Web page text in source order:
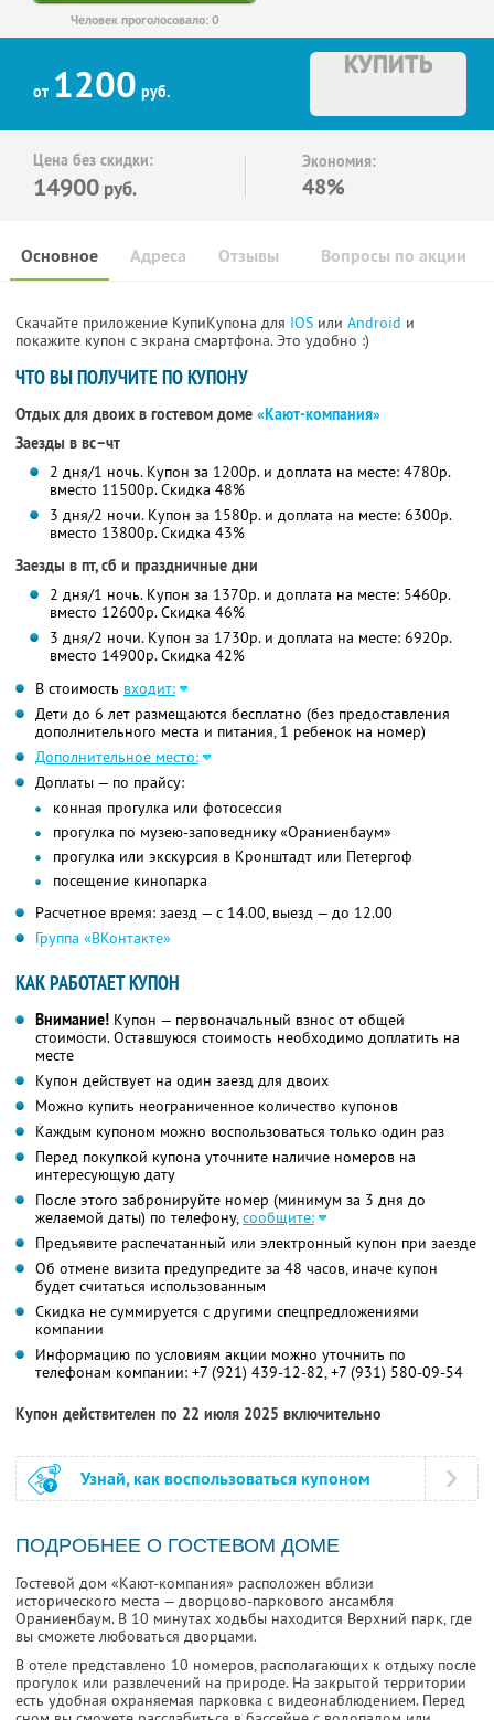
Человек проголосовало: 0
от 1200 руб.
КУПИТЬ
Цена без скидки:
14900 руб.
Экономия:
48%
Основное Отзывы Вопросы по акции
Адреса
Скачайте приложение КупиКупона для IOS или Android и
покажите купон с экрана смартфона. Это удобно :)
ЧТО ВЫ ПОЛУЧИТЕ ПО КУПОНУ
Отдых для двоих в гостевом доме «Кают-компания»
Заезды в вс–чт
2 дня/1 ночь. Купон за 1200р. и доплата на месте: 4780р.
вместо 11500р.Скидка 48%
3 дня/2 ночи. Купон за 1580р. и доплата на месте: 6300р.
вместо 13800р.Скидка 43%
Заезды в пт, сб и праздничные дни
2 дня/1 ночь. Купон за 1370р. и доплата на месте: 5460р.
вместо 12600р.Скидка 46%
3 дня/2 ночи. Купон за 1730р. и доплата на месте: 6920р.
вместо 14900р.Скидка 42%
В стоимость входит:
Дети до 6 лет размещаются бесплатно (без предоставления
дополнительного места и питания, 1 ребенок на номер)
Дополнительное место:
Доплаты — по прайсу:
конная прогулка или фотосессия
прогулка по музею-заповеднику «Ораниенбаум»
прогулка или экскурсия в Кронштадт или Петергоф
посещение кинопарка
Расчетное время: заезд — с 14.00, выезд — до 12.00
Группа «ВКонтакте»
КАК РАБОТАЕТ КУПОН
Внимание! Купон — первоначальный взнос от общей
стоимости. Оставшуюся стоимость необходимо доплатить на
месте
Купон действует на один заезд для двоих
Можно купить неограниченное количество купонов
Каждым купоном можно воспользоваться только один раз
Перед покупкой купона уточните наличие номеров на
интересующую дату
После этого забронируйте номер (минимум за 3 дня до
желаемой даты) по телефону,сообщите:
Предъявите распечатанный или электронный купон при заезде
Об отмене визита предупредите за 48 часов, иначе купон
будет считаться использованным
Скидка не суммируется с другими спецпредложениями
компании
Информацию по условиям акции можно уточнить по
телефонам компании: +7 (921) 439-12-82, +7 (931) 580-09-54
Купон действителен по 22 июля 2025 включительно
Узнай, как воспользоваться купоном
ПОДРОБНЕЕ О ГОСТЕВОМ ДОМЕ
Гостевой дом «Кают-компания» расположен вблизи
исторического места — дворцово-паркового ансамбля
Ораниенбаум. В 10 минутах ходьбы находится Верхний парк, где
вы сможете любоваться дворцами.
В отеле представлено 10 номеров, располагающих к отдыху после
прогулок или развлечений на природе. На закрытой территории
есть удобная охраняемая парковка с видеонаблюдением. Перед